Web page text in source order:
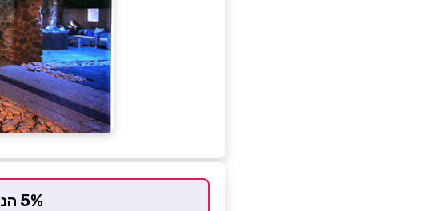
5% הנחה אוטומטית למשלמים בכרטיס המועדון